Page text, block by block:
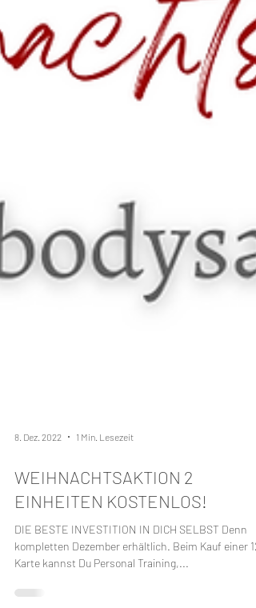
WEIHNACHTSAKTION 2
EINHEITEN KOSTENLOS!
DIE BESTE INVESTITION IN DICH SELBST Denn
kompletten Dezember erhältlich. Beim Kauf einer
Karte kannst Du Personal Training,...